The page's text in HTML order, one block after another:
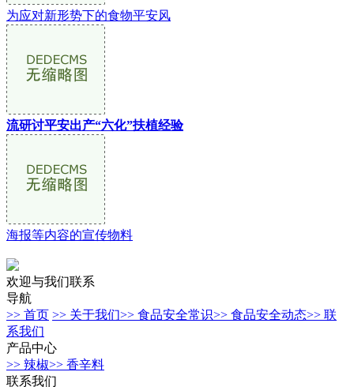
为应对新形势下的食物平安风
流研讨平安出产“六化”扶植经验
海报等内容的宣传物料
欢迎与我们联系
导航
>> 首页 >> 关于我们>> 食品安全常识>> 食品安全动态>> 联
系我们
产品中心
>> 辣椒>> 香辛料
联系我们